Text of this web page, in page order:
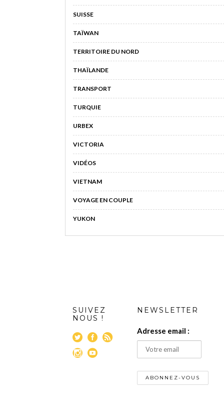
SUISSE
TAÏWAN
TERRITOIRE DU NORD
THAÏLANDE
TRANSPORT
TURQUIE
URBEX
VICTORIA
VIDÉOS
VIETNAM
VOYAGE EN COUPLE
YUKON
SUIVEZ
NOUS !
NEWSLETTER
Adresse email :